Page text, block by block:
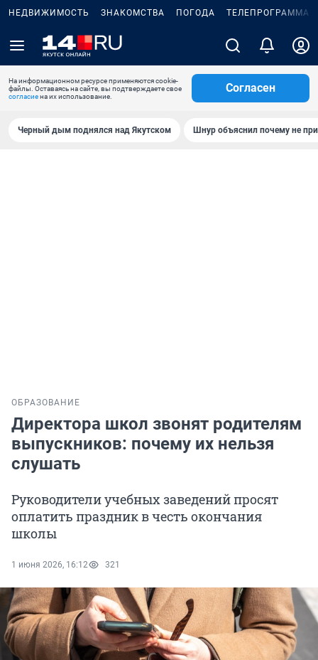
НЕДВИЖИМОСТЬ ЗНАКОМСТВА ПОГОДА ТЕЛЕПРОГРАММА
На информационном ресурсе применяются cookie-
файлы. Оставаясь на сайте, вы подтверждаете свое
согласиена их использование.
Согласен
Черный дым поднялся над Якутском Шнур объяснил почему не
ОБРАЗОВАНИЕ
Директора школ звонят родителям
выпускников: почему их нельзя
слушать
Руководители учебных заведений просят
оплатить праздник в честь окончания
школы
1 июня 2026, 16:12 321